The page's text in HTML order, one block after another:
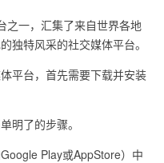
一，汇集了来自世界各地
独特风采的社交媒体平台。
台，首先需要下载并安装
了的步骤。
Play或AppStore）中